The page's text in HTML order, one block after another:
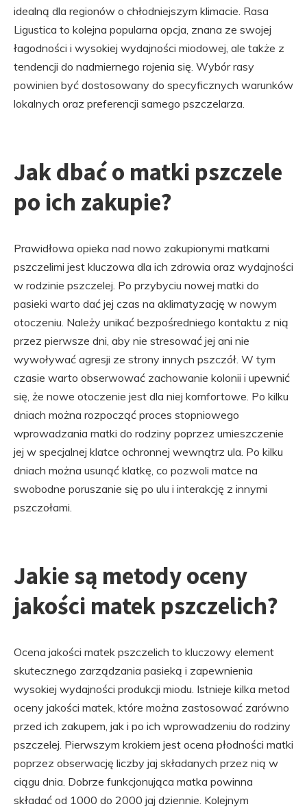
idealną dla regionów o chłodniejszym klimacie. Rasa
Ligustica to kolejna popularna opcja, znana ze swojej
łagodności i wysokiej wydajności miodowej, ale także z
tendencji do nadmiernego rojenia się. Wybór rasy
powinien być dostosowany do specyficznych warunków
lokalnych oraz preferencji samego pszczelarza.
Jak dbać o matki pszczele
po ich zakupie?
Prawidłowa opieka nad nowo zakupionymi matkami
pszczelimi jest kluczowa dla ich zdrowia oraz wydajności
w rodzinie pszczelej. Po przybyciu nowej matki do
pasieki warto dać jej czas na aklimatyzację w nowym
otoczeniu. Należy unikać bezpośredniego kontaktu z nią
przez pierwsze dni, aby nie stresować jej ani nie
wywoływać agresji ze strony innych pszczół. W tym
czasie warto obserwować zachowanie kolonii i upewnić
się, że nowe otoczenie jest dla niej komfortowe. Po kilku
dniach można rozpocząć proces stopniowego
wprowadzania matki do rodziny poprzez umieszczenie
jej w specjalnej klatce ochronnej wewnątrz ula. Po kilku
dniach można usunąć klatkę, co pozwoli matce na
swobodne poruszanie się po ulu i interakcję z innymi
pszczołami.
Jakie są metody oceny
jakości matek pszczelich?
Ocena jakości matek pszczelich to kluczowy element
skutecznego zarządzania pasieką i zapewnienia
wysokiej wydajności produkcji miodu. Istnieje kilka metod
oceny jakości matek, które można zastosować zarówno
przed ich zakupem, jak i po ich wprowadzeniu do rodziny
pszczelej. Pierwszym krokiem jest ocena płodności matki
poprzez obserwację liczby jaj składanych przez nią w
ciągu dnia. Dobrze funkcjonująca matka powinna
składać od 1000 do 2000 jaj dziennie. Kolejnym